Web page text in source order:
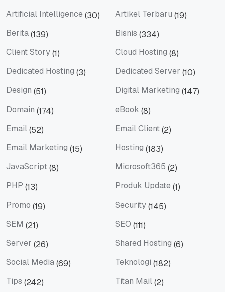
Artificial Intelligence (30) Artikel Terbaru (19)
Berita(139) Bisnis (334)
Client Story(1) Cloud Hosting (8)
Dedicated Hosting (3) Dedicated Server (10)
Design (51) Digital Marketing (147)
Domain (174) eBook (8)
Email(52) Email Client(2)
Email Marketing (15) Hosting (183)
JavaScript(8) Microsoft365 (2)
PHP (13) Produk Update (1)
Promo (19) Security(145)
SEM (21) SEO (111)
Server (26) Shared Hosting (6)
Social Media(69) Teknologi (182)
Tips (242) Titan Mail(2)